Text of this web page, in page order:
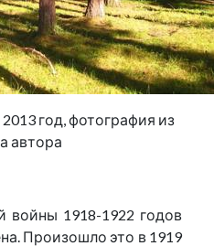
год, фотография из
автора
войны 1918-1922 годов
Произошло это в 1919